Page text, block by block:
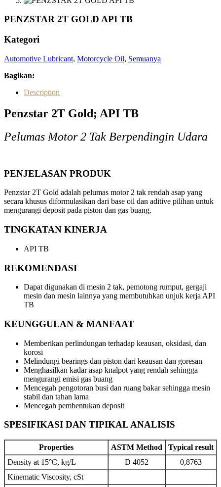
PENZSTAR 2T GOLD API TB
Kategori
Automotive Lubricant, Motorcycle Oil, Semuanya
Bagikan:
Description
Penzstar 2T Gold; API TB
Pelumas Motor 2 Tak Berpendingin Udara
PENJELASAN PRODUK
Penzstar 2T Gold adalah pelumas motor 2 tak rendah asap yang
secara khusus diformulasikan dari base oil dan aditive pilihan untuk
mengurangi deposit pada piston dan gas buang.
TINGKATAN KINERJA
API TB
REKOMENDASI
Dapat digunakan di mesin 2 tak, pemotong rumput, gergaji
mesin dan mesin lainnya yang membutuhkan unjuk kerja API
TB
KEUNGGULAN & MANFAAT
Memberikan perlindungan terhadap keausan, oksidasi, dan
korosi
Melindungi bearings dan piston dari keausan dan goresan
Menghasilkan kadar asap knalpot yang rendah sehingga
mengurangi emisi gas buang
Mencegah pengotoran busi dan ruang bakar sehingga mesin
stabil dan tahan lama
Mencegah pembentukan deposit
SPESIFIKASI DAN TIPIKAL ANALISIS
Properties ASTM Method
Typical result
Density at 15°C, kg/L
D 4052
0,8763
Kinematic Viscosity, cSt